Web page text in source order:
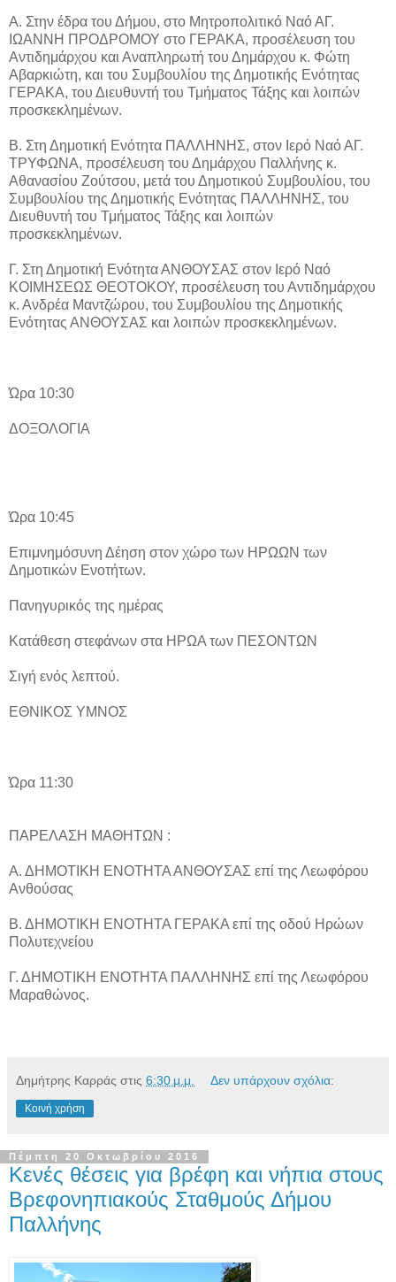
Α. Στην έδρα του Δήμου, στο Μητροπολιτικό Ναό ΑΓ.
ΙΩΑΝΝΗ ΠΡΟΔΡΟΜΟΥ στο ΓΕΡΑΚΑ, προσέλευση του
Αντιδημάρχου και Αναπληρωτή του Δημάρχου κ. Φώτη
Αβαρκιώτη, και του Συμβουλίου της Δημοτικής Ενότητας
ΓΕΡΑΚΑ, του Διευθυντή του Τμήματος Τάξης και λοιπών
προσκεκλημένων.
Β. Στη Δημοτική Ενότητα ΠΑΛΛΗΝΗΣ, στον Ιερό Ναό ΑΓ.
ΤΡΥΦΩΝΑ, προσέλευση του Δημάρχου Παλλήνης κ.
Αθανασίου Ζούτσου, μετά του Δημοτικού Συμβουλίου, του
Συμβουλίου της Δημοτικής Ενότητας ΠΑΛΛΗΝΗΣ, του
Διευθυντή του Τμήματος Τάξης και λοιπών
προσκεκλημένων.
Γ. Στη Δημοτική Ενότητα ΑΝΘΟΥΣΑΣ στον Ιερό Ναό
ΚΟΙΜΗΣΕΩΣ ΘΕΟΤΟΚΟΥ, προσέλευση του Αντιδημάρχου
κ. Ανδρέα Μαντζώρου, του Συμβουλίου της Δημοτικής
Ενότητας ΑΝΘΟΥΣΑΣ και λοιπών προσκεκλημένων.
Ώρα 10:30
ΔΟΞΟΛΟΓΙΑ
Ώρα 10:45
Επιμνημόσυνη Δέηση στον χώρο των ΗΡΩΩΝ των
Δημοτικών Ενοτήτων.
Πανηγυρικός της ημέρας
Κατάθεση στεφάνων στα ΗΡΩΑ των ΠΕΣΟΝΤΩΝ
Σιγή ενός λεπτού.
ΕΘΝΙΚΟΣ ΥΜΝΟΣ
Ώρα 11:30
ΠΑΡΕΛΑΣΗ ΜΑΘΗΤΩΝ :
Α. ΔΗΜΟΤΙΚΗ ΕΝΟΤΗΤΑ ΑΝΘΟΥΣΑΣ επί της Λεωφόρου
Ανθούσας
Β. ΔΗΜΟΤΙΚΗ ΕΝΟΤΗΤΑ ΓΕΡΑΚΑ επί της οδού Ηρώων
Πολυτεχνείου
Γ. ΔΗΜΟΤΙΚΗ ΕΝΟΤΗΤΑ ΠΑΛΛΗΝΗΣ επί της Λεωφόρου
Μαραθώνος.
Δημήτρης Καρράς στις 6:30 μ.μ. Δεν υπάρχουν σχόλια:
Κοινή χρήση
Πέμπτη 20 Οκτωβρίου 2016
Κενές θέσεις για βρέφη και νήπια στους
Βρεφονηπιακούς Σταθμούς Δήμου
Παλλήνης